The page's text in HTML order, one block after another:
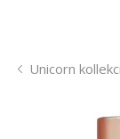
Unicorn